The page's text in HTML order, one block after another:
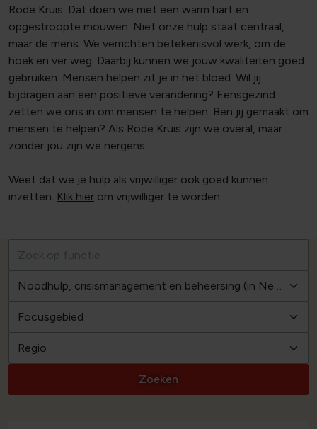
Rode Kruis. Dat doen we met een warm hart en
opgestroopte mouwen. Niet onze hulp staat centraal,
maar de mens. We verrichten betekenisvol werk, om de
hoek en ver weg. Daarbij kunnen we jouw kwaliteiten goed
gebruiken. Mensen helpen zit je in het bloed. Wil jij
bijdragen aan een positieve verandering? Eensgezind
zetten we ons in om mensen te helpen. Ben jij gemaakt om
mensen te helpen? Als Rode Kruis zijn we overal, maar
zonder jou zijn we nergens.
Weet dat we je hulp als vrijwilliger ook goed kunnen
inzetten. Klik hier om vrijwilliger te worden.
Zoeken